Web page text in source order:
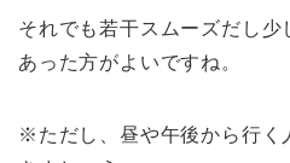
それでも若干スムーズだし少
あった方がよいですね。
※ただし、昼や午後から行く